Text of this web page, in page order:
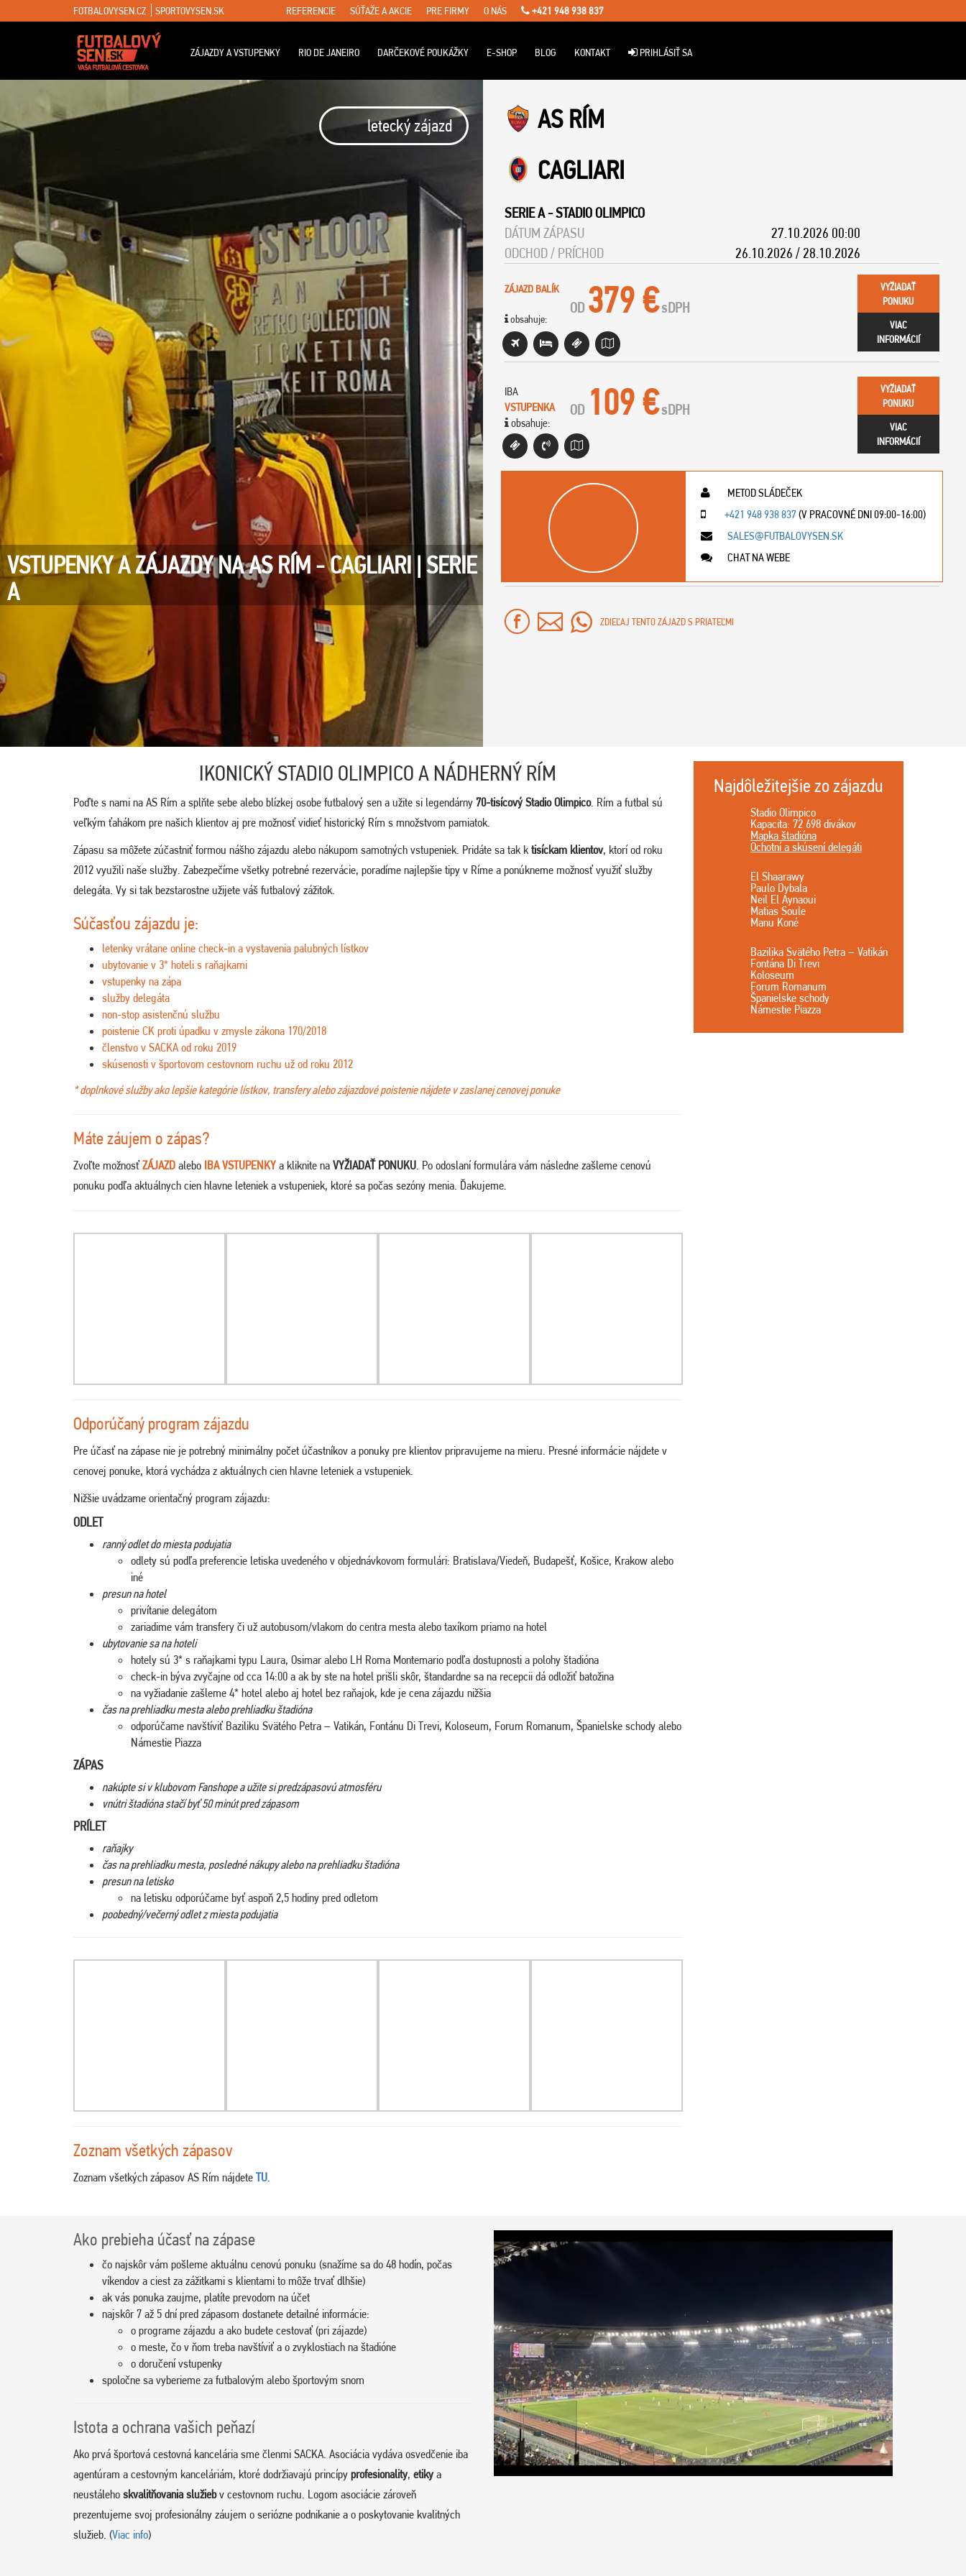
FOTBALOVYSEN.CZ SPORTOVYSEN.SK REFERENCIE SÚŤAŽE A AKCIE PRE FIRMY O NÁS +421 948 938 837
ZÁJAZDY A VSTUPENKY RIO DE JANEIRO DARČEKOVÉ POUKÁŽKY E-SHOP BLOG KONTAKT PRIHLÁSIŤ SA
letecký zájazd
VSTUPENKY A ZÁJAZDY NA AS RÍM - CAGLIARI | SERIE
A
AS RÍM
CAGLIARI
SERIE A-STADIO OLIMPICO
DÁTUM ZÁPASU
27.10.2026 00:00
ODCHOD / PRÍCHOD
26.10.2026 / 28.10.2026
ZÁJAZD BALÍK
obsahuje:
OD 379 € sDPH
VYŽIADAŤ
PONUKU
VIAC
INFORMÁCIÍ
IBA
VSTUPENKA
obsahuje:
OD 109 € sDPH
VYŽIADAŤ
PONUKU
VIAC
INFORMÁCIÍ
METOD SLÁDEČEK
+421 948 938 837(V PRACOVNÉ DNI 09:00-16:00)
SALES@FUTBALOVYSEN.SK
CHAT NA WEBE
ZDIEĽAJ TENTO ZÁJAZD S PRIATEĽMI
IKONICKÝ STADIO OLIMPICO A NÁDHERNÝ RÍM
Poďte s nami na AS Rím a splňte sebe alebo blízkej osobe futbalový sen a užite si legendárny 70-tisícový Stadio Olimpico. Rím a futbal sú
veľkým ťahákom pre našich klientov aj pre možnosť vidieť historický Rím s množstvom pamiatok.
Zápasu sa môžete zúčastniť formou nášho zájazdu alebo nákupom samotných vstupeniek. Pridáte sa tak ktisíckam klientov, ktorí od roku
2012 využili naše služby. Zabezpečíme všetky potrebné rezervácie, poradíme najlepšie tipy v Ríme a ponúkneme možnosť využiť služby
delegáta. Vy si tak bezstarostne užijete váš futbalový zážitok.
Súčasťou zájazdu je:
letenky vrátane online check-in a vystavenia palubných lístkov
ubytovanie v 3* hoteli s raňajkami
vstupenky na zápa
služby delegáta
non-stop asistenčnú službu
poistenie CK proti úpadku v zmysle zákona 170/2018
členstvo v SACKA od roku 2019
skúsenosti v športovom cestovnom ruchu už od roku 2012
* doplnkové služby ako lepšie kategórie lístkov, transfery alebo zájazdové poistenie nájdete v zaslanej cenovej ponuke
Máte záujem o zápas?
Zvoľte možnosťZÁJAZD alebo IBA VSTUPENKY a kliknite na VYŽIADAŤ PONUKU. Po odoslaní formulára vám následne zašleme cenovú
ponuku podľa aktuálnych cien hlavne leteniek a vstupeniek, ktoré sa počas sezóny menia. Ďakujeme.
Odporúčaný program zájazdu
Pre účasť na zápase nie je potrebný minimálny počet účastníkov a ponuky pre klientov pripravujeme na mieru. Presné informácie nájdete v
cenovej ponuke, ktorá vychádza z aktuálnych cien hlavne leteniek a vstupeniek.
Nižšie uvádzame orientačný program zájazdu:
ODLET
ranný odlet do miesta podujatia
odlety sú podľa preferencie letiska uvedeného v objednávkovom formulári: Bratislava/Viedeň, Budapešť, Košice, Krakow alebo
iné
presun na hotel
privítanie delegátom
zariadime vám transfery či už autobusom/vlakom do centra mesta alebo taxíkom priamo na hotel
ubytovanie sa na hoteli
hotely sú 3* s raňajkami typu Laura, Osimar alebo LH Roma Montemario podľa dostupnosti a polohy štadióna
check-in býva zvyčajne od cca 14:00 a ak by ste na hotel prišli skôr, štandardne sa na recepcii dá odložiť batožina
na vyžiadanie zašleme 4* hotel alebo aj hotel bez raňajok, kde je cena zájazdu nižšia
čas na prehliadku mesta alebo prehliadku štadióna
odporúčame navštíviť Baziliku Svätého Petra – Vatikán, Fontánu Di Trevi, Koloseum, Forum Romanum, Španielske schody alebo
Námestie Piazza
ZÁPAS
nakúpte si v klubovom Fanshope a užite si predzápasovú atmosféru
vnútri štadióna stačí byť 50 minút pred zápasom
PRÍLET
raňajky
čas na prehliadku mesta, posledné nákupy alebo na prehliadku štadióna
presun na letisko
na letisku odporúčame byť aspoň 2,5 hodiny pred odletom
poobedný/večerný odlet z miesta podujatia
Zoznam všetkých zápasov
Zoznam všetkých zápasov AS Rím nájdete TU
Najdôležitejšie zo zájazdu
Stadio Olimpico
Kapacita: 72 698 divákov
Mapka štadióna
Ochotní a skúsení delegáti
El Shaarawy
Paulo Dybala
Neil El Aynaoui
Matias Soule
Manu Koné
Bazilika Svätého Petra – Vatikán
Fontána Di Trevi
Koloseum
Forum Romanum
Španielske schody
Námestie Piazza
Ako prebieha účasť na zápase
čo najskôr vám pošleme aktuálnu cenovú ponuku (snažíme sa do 48 hodín, počas
víkendov a ciest za zážitkami s klientami to môže trvať dlhšie)
ak vás ponuka zaujme, platíte prevodom na účet
najskôr 7 až 5 dní pred zápasom dostanete detailné informácie:
o programe zájazdu a ako budete cestovať (pri zájazde)
o meste, čo v ňom treba navštíviť a o zvyklostiach na štadióne
o doručení vstupenky
spoločne sa vyberieme za futbalovým alebo športovým snom
Istota a ochrana vašich peňazí
Ako prvá športová cestovná kancelária sme členmi SACKA. Asociácia vydáva osvedčenie iba
agentúram a cestovným kanceláriám, ktoré dodržiavajú princípy profesionality, etikya
neustáleho skvalitňovania služiebv cestovnom ruchu. Logom asociácie zároveň
prezentujeme svoj profesionálny záujem o seriózne podnikanie a o poskytovanie kvalitných
služieb. (Viac info)